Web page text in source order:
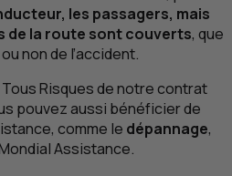
les passagers, mais
de la route sont couverts, que
non de l’accident.
Risques de notre contrat
pouvez aussi bénéficier de
comme le dépannage,
Assistance.